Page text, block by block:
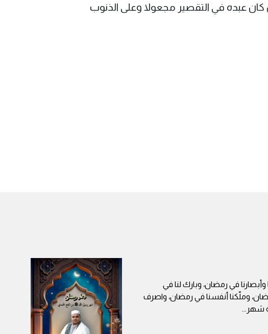
عبده في التقصير مجعولا وعلى الذنوب
وأبصارنا في رمضان، وبارك لنا في
وملّكنا أنفسنا في رمضان، واصرف
شهر ...